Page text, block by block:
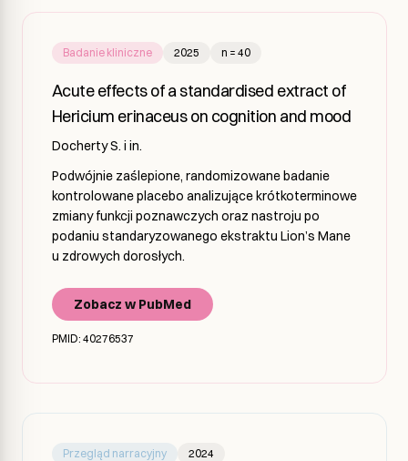
Badanie kliniczne 2025 n = 40
Acute effects of a standardised extract of
Hericium erinaceus on cognition and mood
Docherty S. i in.
Podwójnie zaślepione, randomizowane badanie
kontrolowane placebo analizujące krótkoterminowe
zmiany funkcji poznawczych oraz nastroju po
podaniu standaryzowanego ekstraktu Lion’s Mane
u zdrowych dorosłych.
Zobacz w PubMed
PMID: 40276537
Przegląd narracyjny 2024